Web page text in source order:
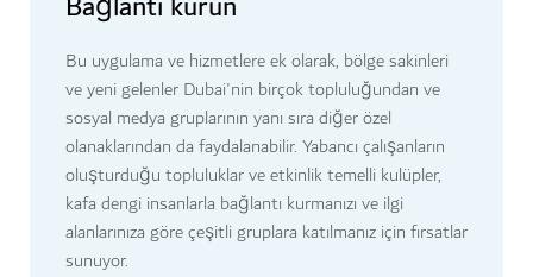
Bu uygulama ve hizmetlere ek olarak, bölge sakinleri
ve yeni gelenler Dubai'nin birçok topluluğundan ve
sosyal medya gruplarının yanı sıra diğer özel
olanaklarından da faydalanabilir. Yabancı çalışanların
oluşturduğu topluluklar ve etkinlik temelli kulüpler,
kafa dengi insanlarla bağlantı kurmanızı ve ilgi
alanlarınıza göre çeşitli gruplara katılmanız için fırsatlar
sunuyor.